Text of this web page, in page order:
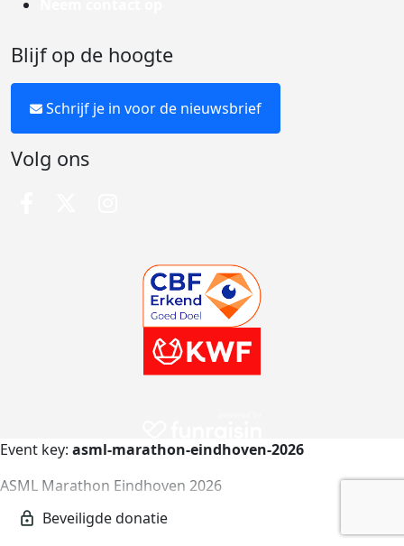
Blijf op de hoogte
Schrijf je in voor de nieuwsbrief
Volg ons
Event key: asml-marathon-eindhoven-2026
ASML Marathon Eindhoven 2026
asml-marathon-eindhoven-2026